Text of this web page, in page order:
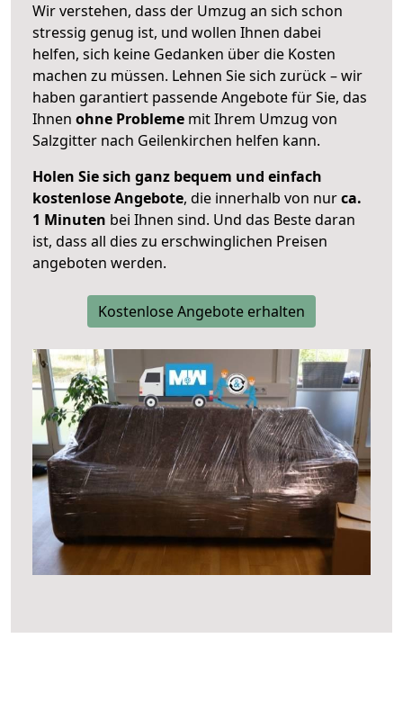
Wir verstehen, dass der Umzug an sich schon
stressig genug ist, und wollen Ihnen dabei
helfen, sich keine Gedanken über die Kosten
machen zu müssen. Lehnen Sie sich zurück – wir
haben garantiert passende Angebote für Sie, das
Ihnen ohne Probleme mit Ihrem Umzug von
Salzgitter nach Geilenkirchen helfen kann.
Holen Sie sich ganz bequem und einfach
kostenlose Angebote, die innerhalb von nurca.
1 Minuten bei Ihnen sind. Und das Beste daran
ist, dass all dies zu erschwinglichen Preisen
angeboten werden.
Kostenlose Angebote erhalten